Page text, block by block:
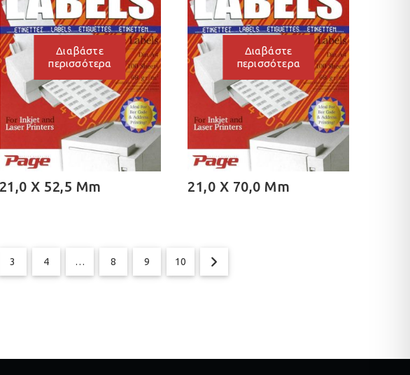
Διαβάστε
περισσότερα
21,0 X 52,5 Mm
Διαβάστε
περισσότερα
21,0 X 70,0 Mm
3 4 … 8 9 10